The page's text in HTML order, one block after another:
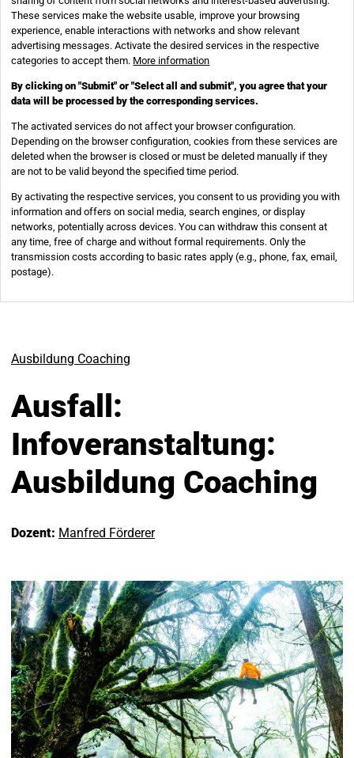
Ausbildung Coaching
Ausfall:
Infoveranstaltung:
Ausbildung Coaching
Dozent: Manfred Förderer